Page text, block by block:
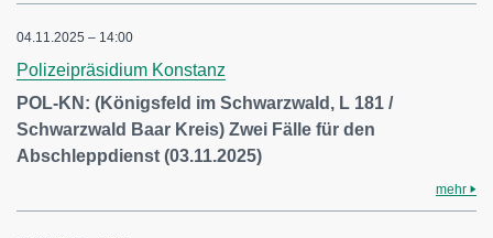
04.11.2025 – 14:00
Polizeipräsidium Konstanz
POL-KN: (Königsfeld im Schwarzwald, L 181 /
Schwarzwald Baar Kreis) Zwei Fälle für den
Abschleppdienst (03.11.2025)
mehr